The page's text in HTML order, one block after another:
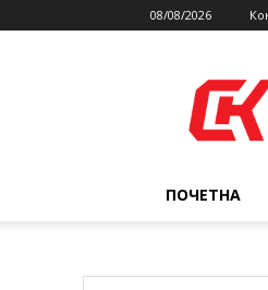
08/08/2026
ПОЧЕТНА